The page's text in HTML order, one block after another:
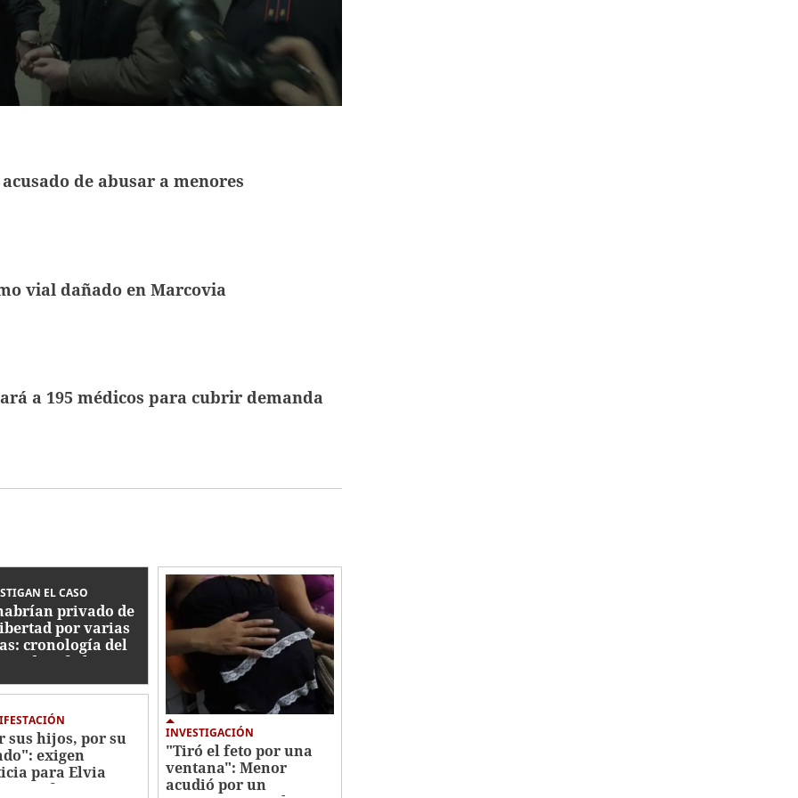
de abusar a menores
vial dañado en Marcovia
a 195 médicos para cubrir demanda
EL CASO
privado de
por varias
cronología del
de Jafeth Pozo
sus hijos, por su
exigen
para Elvia
enfermera
INVESTIGACIÓN
"Tiró el feto por una
ventana": Menor
acudió por un